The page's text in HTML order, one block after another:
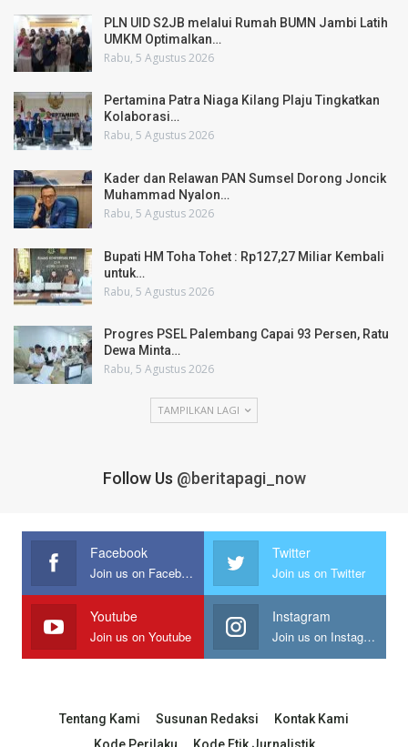
PLN UID S2JB melalui Rumah BUMN Jambi Latih
UMKM Optimalkan…
Rabu, 5 Agustus 2026
Pertamina Patra Niaga Kilang Plaju Tingkatkan
Kolaborasi…
Rabu, 5 Agustus 2026
Kader dan Relawan PAN Sumsel Dorong Joncik
Muhammad Nyalon…
Rabu, 5 Agustus 2026
Bupati HM Toha Tohet : Rp127,27 Miliar Kembali
untuk…
Rabu, 5 Agustus 2026
Progres PSEL Palembang Capai 93 Persen, Ratu
Dewa Minta…
Rabu, 5 Agustus 2026
TAMPILKAN LAGI
Follow Us @beritapagi_now
Facebook
Join us on Facebook
Twitter
Join us on Twitter
Youtube
Join us on Youtube
Instagram
Join us on Instagram
Tentang Kami Susunan Redaksi
Kontak Kami